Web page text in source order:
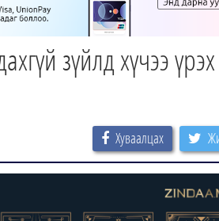
зүйлд хүчээ үрэх
Хуваалцах